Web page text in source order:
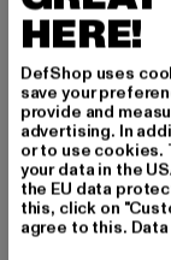
Farbe: blau
Hersteller Farbe:
Polyester, 20%
Art.Nr:
Hersteller: TB
Dr.-Robert-
DE
HERE!
DefShop uses
save your
provide and
advertising. In
or to use cookies.
your data in the
the EU data
this, click on
agree to this.